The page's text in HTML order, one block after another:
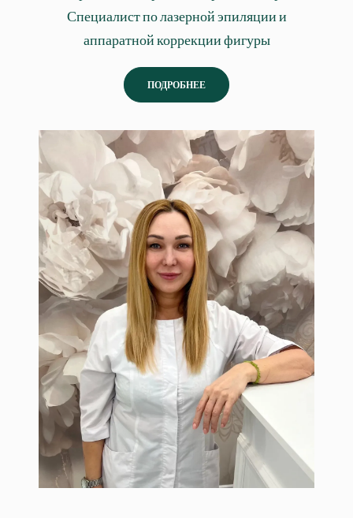
Специалист по лазерной эпиляции и
аппаратной коррекции фигуры
ПОДРОБНЕЕ
Сандальнова Ирина
Врач косметолог-дерматолог.
Специалист по инъекционной
косметологии.